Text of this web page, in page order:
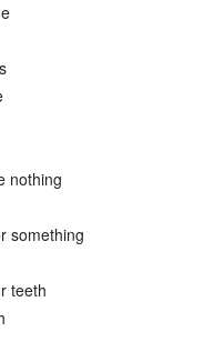
nothing
something
teeth